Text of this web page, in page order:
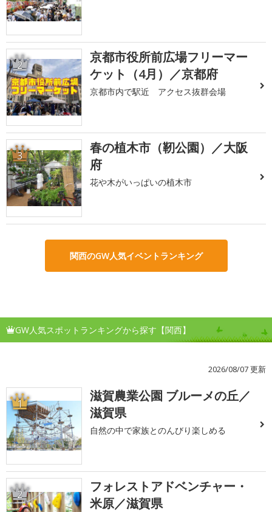
2
京都市役所前広場フリーマー
ケット（4月）／京都府
京都市内で駅近 アクセス抜群会場
3
春の植木市（靭公園）／大阪
府
花や木がいっぱいの植木市
関西のGW人気イベントランキング
GW人気スポットランキングから探す【関西】
2026/08/07 更新
1
滋賀農業公園 ブルーメの丘／
滋賀県
自然の中で家族とのんびり楽しめる
2
フォレストアドベンチャー・
米原／滋賀県